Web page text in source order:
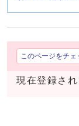
このページをチェ
現在登録され